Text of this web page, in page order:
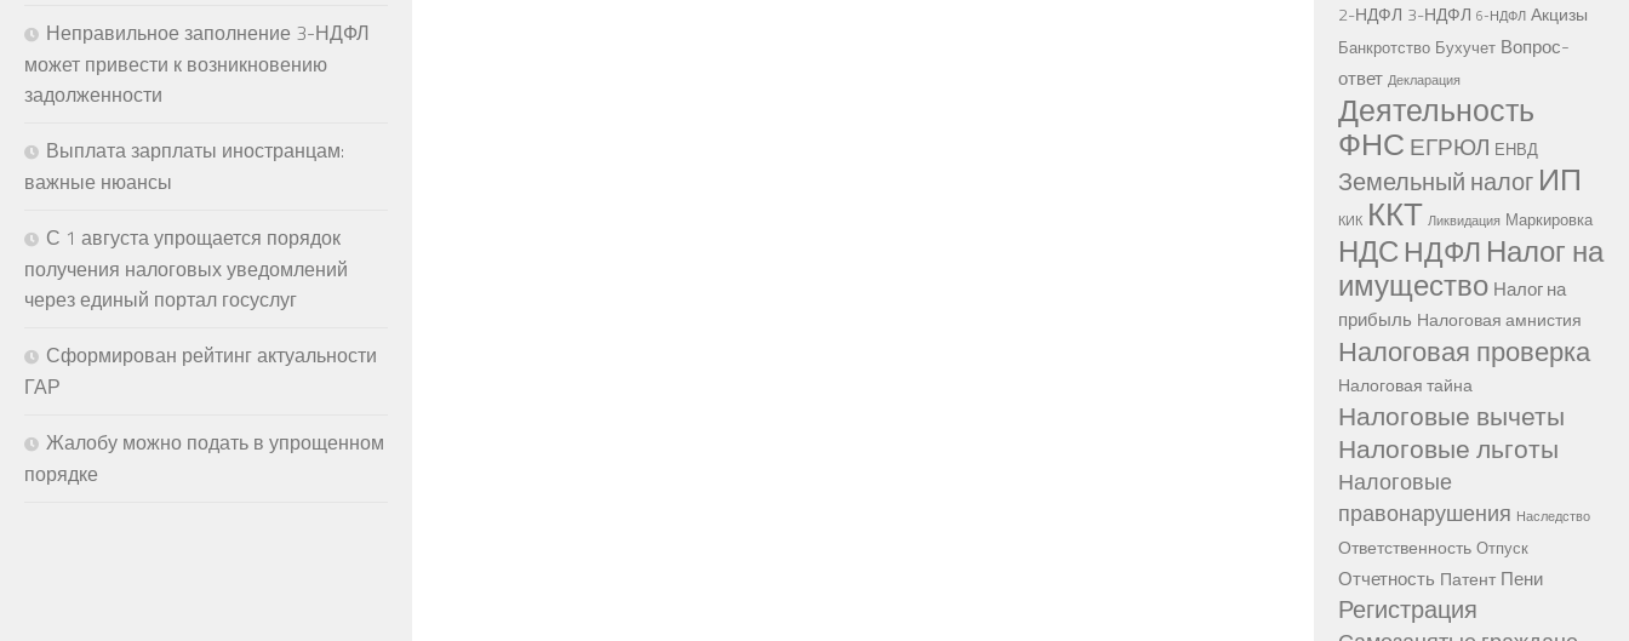
Неправильное заполнение 3-НДФЛ
может привести к возникновению
задолженности
Выплата зарплаты иностранцам:
важные нюансы
С 1 августа упрощается порядок
получения налоговых уведомлений
через единый портал госуслуг
Сформирован рейтинг актуальности
ГАР
Жалобу можно подать в упрощенном
порядке
2-НДФЛ 3-НДФЛ 6-НДФЛ Акцизы
Банкротство Бухучет Вопрос-
ответ Декларация
Деятельность
ФНС ЕГРЮЛ ЕНВД
Земельный налог ИП
КИК ККТ Ликвидация Маркировка
НДС НДФЛ Налог на
имущество Налог на
прибыль Налоговая амнистия
Налоговая проверка
Налоговая тайна
Налоговые вычеты
Налоговые льготы
Налоговые
правонарушения Наследство
Ответственность Отпуск
Отчетность Патент Пени
Регистрация